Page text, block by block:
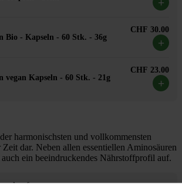
Bio - Kapseln - 60 Stk. - 36g
CHF 30.00
+
vegan Kapseln - 60 Stk. - 21g
CHF 23.00
+
harmonischsten und vollkommensten
dar. Neben allen essentiellen Aminosäuren
ein beeindruckendes Nährstoffprofil auf.